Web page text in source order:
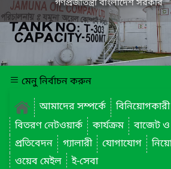
গণপ্রজাতন্ত্রী বাংলাদেশ সরকার
মেনু নির্বাচন করুন
আমাদের সম্পর্কে
বিনিয়োগকারী
বিতরণ নেটওয়ার্ক
কার্যক্রম
বাজেট ও
প্রতিবেদন
গ্যালারী যোগাযোগ
ওয়েব মেইল
ই-সেবা